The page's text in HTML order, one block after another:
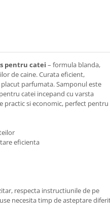
pentru catei – formula blanda,
de caine. Curata eficient,
parfumata. Samponul este
catei incepand cu varsta
practic si economic, perfect pentru
eficienta
respecta instructiunile de pe
necesita timp de asteptare